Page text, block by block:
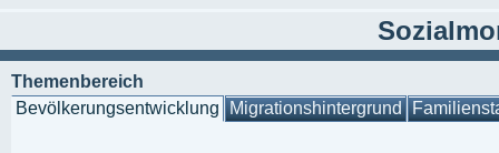
Themenbereich
Bevölkerungsentwicklung Migrationshintergrund